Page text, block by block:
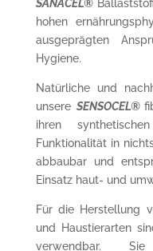
SANACEL®
hohen
ausgeprägten
Hygiene.
Natürliche und
unsere SENSOCEL®
ihren
Funktionalität in
abbaubar und
Einsatz haut- und
Für die Herstellung
und Haustierarten
verwendbar.